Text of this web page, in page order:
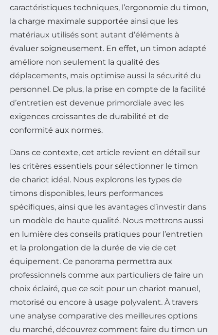
caractéristiques techniques, l’ergonomie du timon,
la charge maximale supportée ainsi que les
matériaux utilisés sont autant d’éléments à
évaluer soigneusement. En effet, un timon adapté
améliore non seulement la qualité des
déplacements, mais optimise aussi la sécurité du
personnel. De plus, la prise en compte de la facilité
d’entretien est devenue primordiale avec les
exigences croissantes de durabilité et de
conformité aux normes.
Dans ce contexte, cet article revient en détail sur
les critères essentiels pour sélectionner le timon
de chariot idéal. Nous explorons les types de
timons disponibles, leurs performances
spécifiques, ainsi que les avantages d’investir dans
un modèle de haute qualité. Nous mettrons aussi
en lumière des conseils pratiques pour l’entretien
et la prolongation de la durée de vie de cet
équipement. Ce panorama permettra aux
professionnels comme aux particuliers de faire un
choix éclairé, que ce soit pour un chariot manuel,
motorisé ou encore à usage polyvalent. À travers
une analyse comparative des meilleures options
du marché, découvrez comment faire du timon un